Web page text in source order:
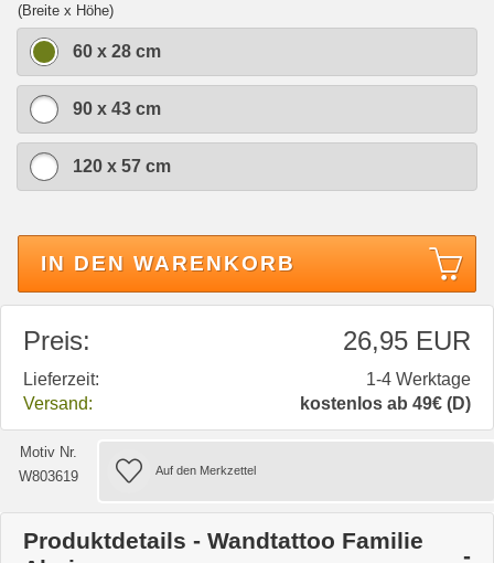
(Breite x Höhe)
60 x 28 cm
90 x 43 cm
120 x 57 cm
IN DEN WARENKORB
Preis: 26,95 EUR
Lieferzeit:
1-4 Werktage
Versand:
kostenlos ab 49€ (D)
Motiv Nr.
W803619
Produktdetails - Wandtattoo Familie